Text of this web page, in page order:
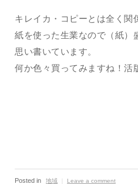
キレイカ・コピーとは全く関
紙を使った生業なので（紙）
思い書いています。
何か色々買ってみますね！活
Posted in 地域 Leave a comment